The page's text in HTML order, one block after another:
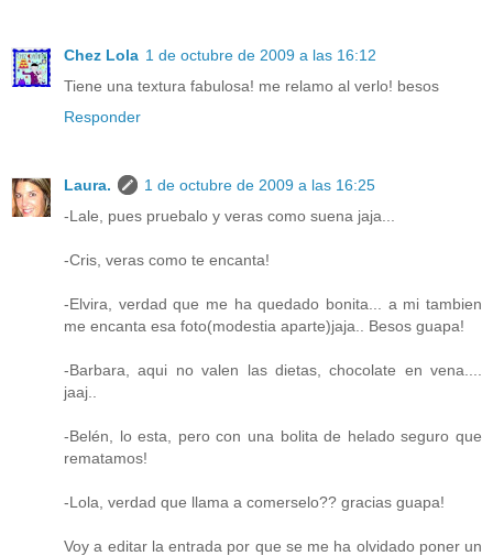
Chez Lola 1 de octubre de 2009 a las 16:12
Tiene una textura fabulosa! me relamo al verlo! besos
Responder
Laura.
1 de octubre de 2009 a las 16:25
-Lale, pues pruebalo y veras como suena jaja...
-Cris, veras como te encanta!
-Elvira, verdad que me ha quedado bonita... a mi tambien
me encanta esa foto(modestia aparte)jaja.. Besos guapa!
-Barbara, aqui no valen las dietas, chocolate en vena....
jaaj..
-Belén, lo esta, pero con una bolita de helado seguro que
rematamos!
-Lola, verdad que llama a comerselo?? gracias guapa!
Voy a editar la entrada por que se me ha olvidado poner un